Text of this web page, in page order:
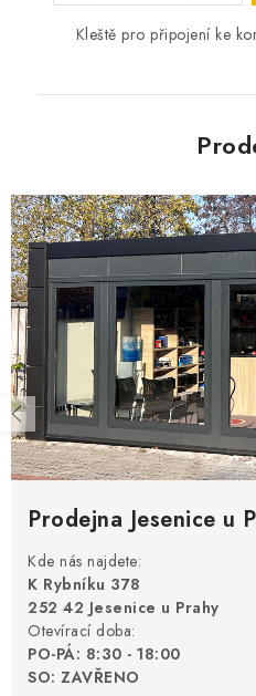
Kleště pro připojení ke
Prodejna Jesenice u
Kde nás najdete:
K Rybníku 378
252 42 Jesenice u Prahy
Otevírací doba:
PO-PÁ: 8:30 - 18:00
SO: ZAVŘENO